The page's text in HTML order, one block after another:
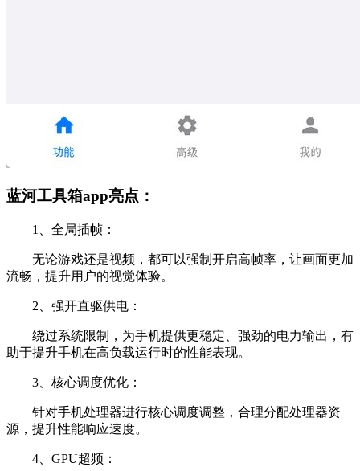
蓝河工具箱app亮点：
1、全局插帧：
无论游戏还是视频，都可以强制开启高帧率，让画面更加
流畅，提升用户的视觉体验。
2、强开直驱供电：
绕过系统限制，为手机提供更稳定、强劲的电力输出，有
助于提升手机在高负载运行时的性能表现。
3、核心调度优化：
针对手机处理器进行核心调度调整，合理分配处理器资
源，提升性能响应速度。
4、GPU超频：